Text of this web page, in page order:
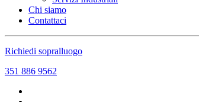
Chi siamo
Contattaci
Richiedi sopralluogo
351 886 9562